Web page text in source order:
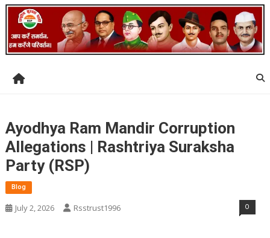
Ayodhya Ram Mandir Corruption
Allegations | Rashtriya Suraksha
Party (RSP)
Blog
July 2, 2026
Rsstrust1996 0